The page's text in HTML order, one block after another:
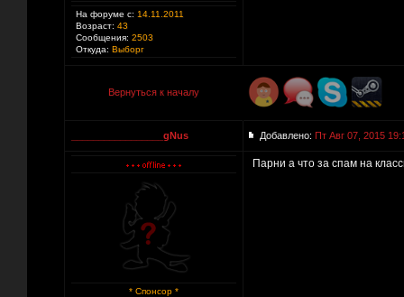
На форуме с: 14.11.2011
Возраст: 43
Сообщения: 2503
Откуда: Выборг
Вернуться к началу
_________________gNus Добавлено: Пт Авг 07, 2015
* Спонсор *
Парни а что за спам на